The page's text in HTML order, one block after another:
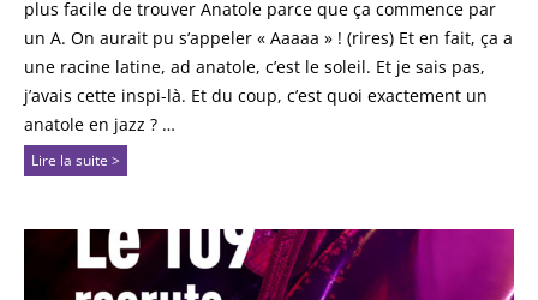
plus facile de trouver Anatole parce que ça commence par
un A. On aurait pu s’appeler « Aaaaa » ! (rires) Et en fait, ça a
une racine latine, ad anatole, c’est le soleil. Et je sais pas,
j’avais cette inspi-là. Et du coup, c’est quoi exactement un
anatole en jazz ? …
Lire la suite >